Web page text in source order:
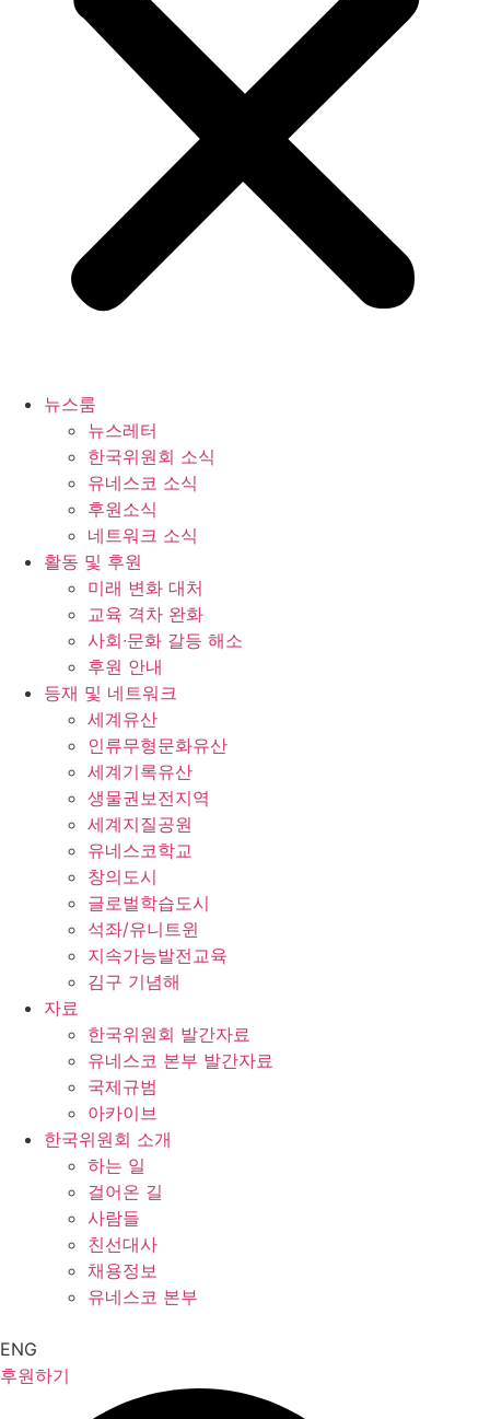
뉴스룸
뉴스레터
한국위원회 소식
유네스코 소식
후원소식
네트워크 소식
활동 및 후원
미래 변화 대처
교육 격차 완화
사회∙문화 갈등 해소
후원 안내
등재 및 네트워크
세계유산
인류무형문화유산
세계기록유산
생물권보전지역
세계지질공원
유네스코학교
창의도시
글로벌학습도시
석좌/유니트윈
지속가능발전교육
김구 기념해
자료
한국위원회 발간자료
유네스코 본부 발간자료
국제규범
아카이브
한국위원회 소개
하는 일
걸어온 길
사람들
친선대사
채용정보
유네스코 본부
ENG
후원하기